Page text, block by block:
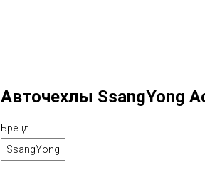
Авточехлы SsangYong
Бренд
SsangYong